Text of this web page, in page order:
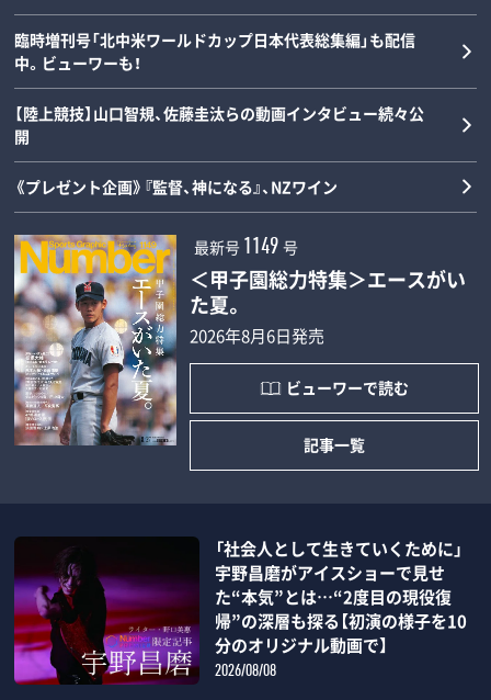
臨時増刊号「北中米ワールドカップ日本代表総集編」も配信
中。ビューワーも！
【陸上競技】山口智規、佐藤圭汰らの動画インタビュー続々公
開
《プレゼント企画》『監督、神になる』、NZワイン
最新号 1149 号
＜甲子園総力特集＞エースがい
た夏。
2026年8月6日発売
ビューワーで読む
記事一覧
「社会人として生きていくために」
宇野昌磨がアイスショーで見せ
た“本気”とは…“2度目の現役復
帰”の深層も探る【初演の様子を10
分のオリジナル動画で】
2026/08/08